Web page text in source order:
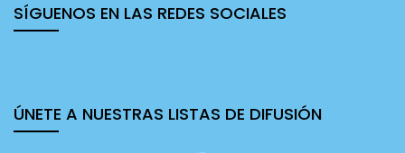
SÍGUENOS EN LAS REDES SOCIALES
ÚNETE A NUESTRAS LISTAS DE DIFUSIÓN